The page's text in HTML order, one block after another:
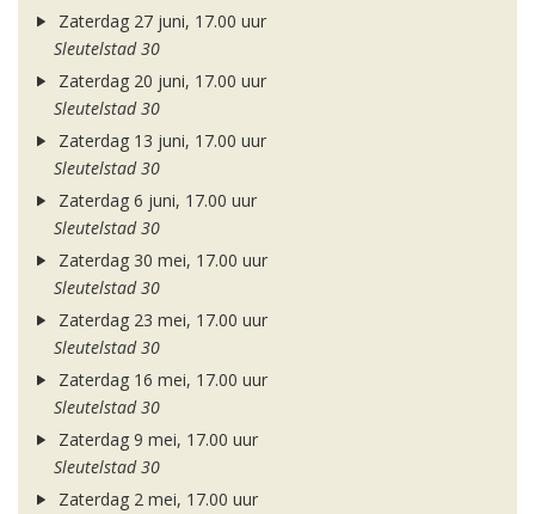
Zaterdag 27 juni, 17.00 uur
Sleutelstad 30
Zaterdag 20 juni, 17.00 uur
Sleutelstad 30
Zaterdag 13 juni, 17.00 uur
Sleutelstad 30
Zaterdag 6 juni, 17.00 uur
Sleutelstad 30
Zaterdag 30 mei, 17.00 uur
Sleutelstad 30
Zaterdag 23 mei, 17.00 uur
Sleutelstad 30
Zaterdag 16 mei, 17.00 uur
Sleutelstad 30
Zaterdag 9 mei, 17.00 uur
Sleutelstad 30
Zaterdag 2 mei, 17.00 uur